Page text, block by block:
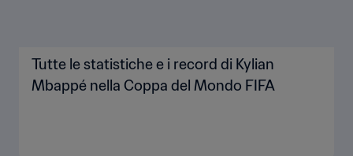
Tutte le statistiche e i record di Kylian
Mbappé nella Coppa del Mondo FIFA